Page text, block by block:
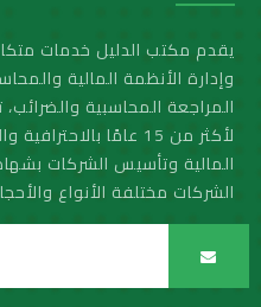
يقدم مكتب الدليل خدمات
وإدارة الأنظمة المالية
المراجعة المحاسبية
لأكثر من 15 عامًا
المالية وتأسيس الشركات
الشركات مختلفة الأنواع